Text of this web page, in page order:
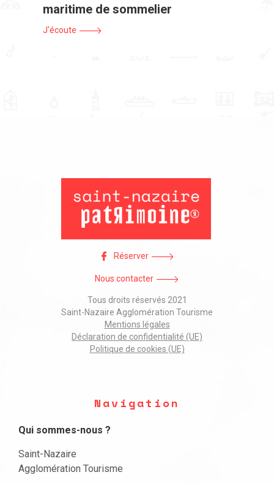
maritime de sommelier
J'écoute
Réserver
Nous contacter
Tous droits réservés 2021
Saint-Nazaire Agglomération Tourisme
Mentions légales
Déclaration de confidentialité (UE)
Politique de cookies (UE)
Navigation
Qui sommes-nous ?
Saint-Nazaire
Agglomération Tourisme